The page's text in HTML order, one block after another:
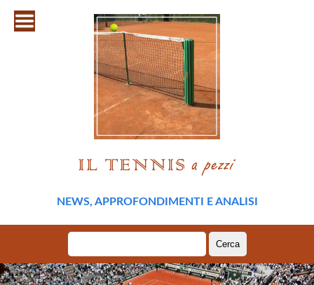
NEWS, APPROFONDIMENTI E ANALISI
per: